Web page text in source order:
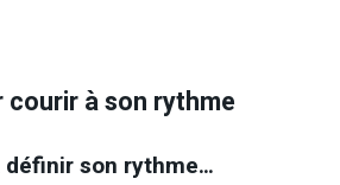
courir à son rythme
définir son rythme…